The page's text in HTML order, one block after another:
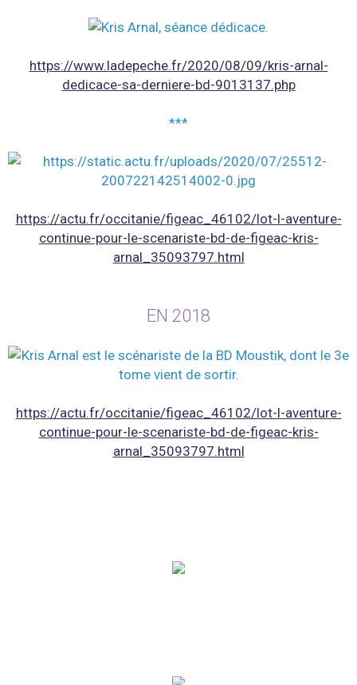
https://www.ladepeche.fr/2020/08/09/kris-arnal-
dedicace-sa-derniere-bd-9013137.php
***
https://actu.fr/occitanie/figeac_46102/lot-l-aventure-
continue-pour-le-scenariste-bd-de-figeac-kris-
arnal_35093797.html
EN 2018
https://actu.fr/occitanie/figeac_46102/lot-l-aventure-
continue-pour-le-scenariste-bd-de-figeac-kris-
arnal_35093797.html